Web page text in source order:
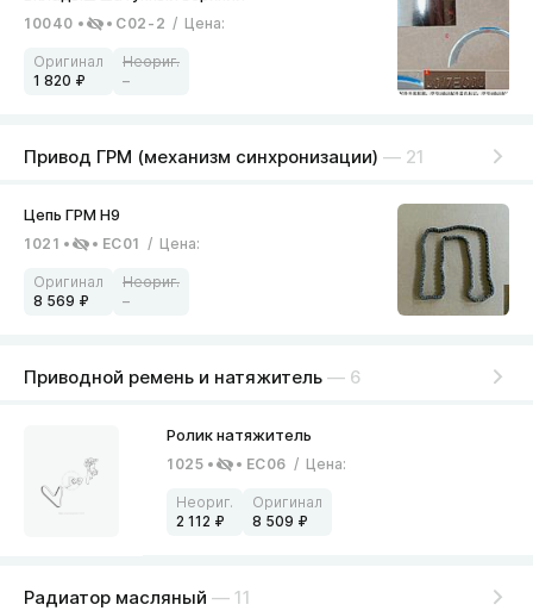
10040 C02-2 / Цена:
1 820 –
Привод ГРМ (механизм синхронизации) — 21
1021 EC01 / Цена:
8 569 –
Приводной ремень и натяжитель — 6
1025 EC06 / Цена:
2 112 8 509
Радиатор масляный — 11